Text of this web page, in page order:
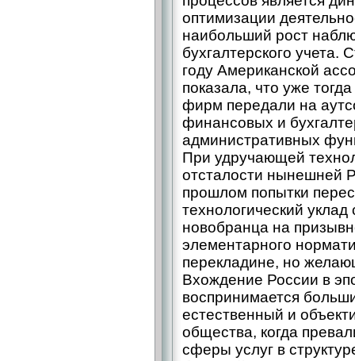
оптимизации
наибольший рост
бухгалтерского учета.
году Американской
показала, что уже
фирм передали на
финансовых и
административных
При удручающей
отсталости нынешней
прошлом попытки
технологический
новобранца на
элементарного
перекладине, но
Вхождение России в
воспринимается
естественный и
общества, когда
сферы услуг в